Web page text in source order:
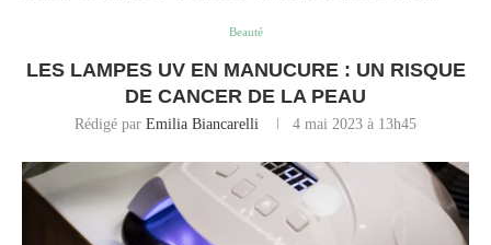
Beauté
LES LAMPES UV EN MANUCURE : UN RISQUE
DE CANCER DE LA PEAU
Rédigé par Emilia Biancarelli 4 mai 2023 à 13h45